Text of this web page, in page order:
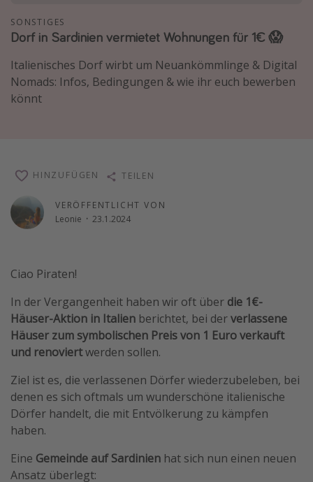
Strandurlaub
Abenteuerurlaub
Kurzurlaub
Reise Journal
Schönste Naturwunder der Welt
Digital Nomad Tipps
SONSTIGES
Dorf in Sardinien vermietet Wohnungen für 1€ 😱
Italienisches Dorf wirbt um Neuankömmlinge & Digital
Nomads: Infos, Bedingungen & wie ihr euch bewerben
könnt
VERÖFFENTLICHT VON
Leonie · 23.1.2024
HINZUFÜGEN TEILEN
Ciao Piraten!
In der Vergangenheit haben wir oft über die 1€-
Häuser-Aktion in Italien berichtet, bei derverlassene
Häuser zum symbolischen Preis von 1 Euro verkauft
und renoviertwerden sollen.
Ziel ist es, die verlassenen Dörfer wiederzubeleben, bei
denen es sich oftmals um wunderschöne italienische
Dörfer handelt, die mit Entvölkerung zu kämpfen
haben.
Eine Gemeinde auf Sardinien hat sich nun einen neuen
Ansatz überlegt: